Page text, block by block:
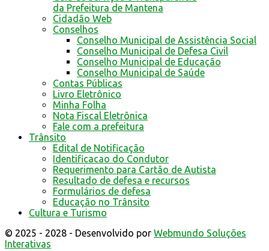
da Prefeitura de Mantena
Cidadão Web
Conselhos
Conselho Municipal de Assistência Social
Conselho Municipal de Defesa Civil
Conselho Municipal de Educação
Conselho Municipal de Saúde
Contas Públicas
Livro Eletrônico
Minha Folha
Nota Fiscal Eletrônica
Fale com a prefeitura
Trânsito
Edital de Notificação
Identificacao do Condutor
Requerimento para Cartão de Autista
Resultado de defesa e recursos
Formulários de defesa
Educação no Trânsito
Cultura e Turismo
© 2025 - 2028 - Desenvolvido por Webmundo Soluções
Interativas